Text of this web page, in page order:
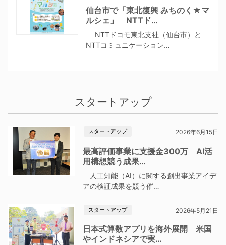
仙台市で「東北復興 みちのく★マ
ルシェ」 NTTド…
NTTドコモ東北支社（仙台市）と
NTTコミュニケーション…
スタートアップ
スタートアップ 2026年6月15日
最高評価事業に支援金300万 AI活
用構想競う成果…
人工知能（AI）に関する創出事業アイデ
アの検証成果を競う催…
スタートアップ 2026年5月21日
日本式算数アプリを海外展開 米国
やインドネシアで実…